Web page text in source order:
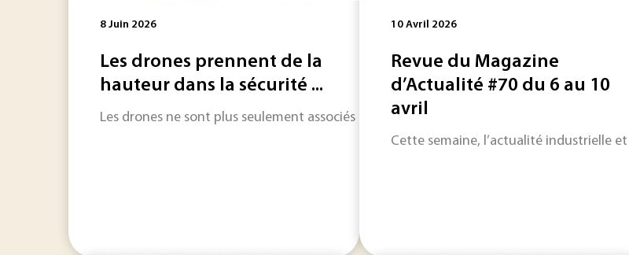
8 Juin 2026
Les drones prennent de la
hauteur dans la sécurité ...
Les drones ne sont plus seulement associés aux usages militaires ou aux images
10 Avril 2026
Revue du Magazine
d’Actualité #70 du 6 au 10
avril
Cette semaine, l’actualité industrielle